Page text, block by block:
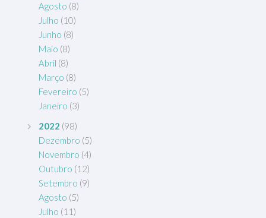
Agosto (8)
Julho (10)
Junho (8)
Maio (8)
Abril (8)
Março (8)
Fevereiro (5)
Janeiro (3)
2022 (98)
Dezembro (5)
Novembro (4)
Outubro (12)
Setembro (9)
Agosto (5)
Julho (11)